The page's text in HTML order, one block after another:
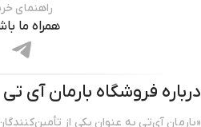
راهنمای
همراه ما
درباره فروشگاه بارمان آی تی
«بارمان آی‌تی به عنوان یکی از